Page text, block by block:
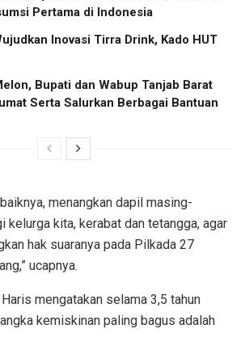
Pertama di Indonesia
Inovasi Tirra Drink, Kado HUT
Bupati dan Wabup Tanjab Barat
Serta Salurkan Berbagai Bantuan
menangkan dapil masing-
kelurga kita, kerabat dan tetangga, agar
hak suaranya pada Pilkada 27
ucapnya.
mengatakan selama 3,5 tahun
kemiskinan paling bagus adalah